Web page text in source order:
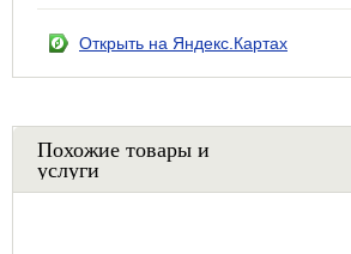
Открыть на Яндекс.Картах
Похожие товары и
услуги